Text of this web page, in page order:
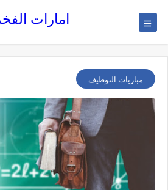
امارات
مباريات التوظيف